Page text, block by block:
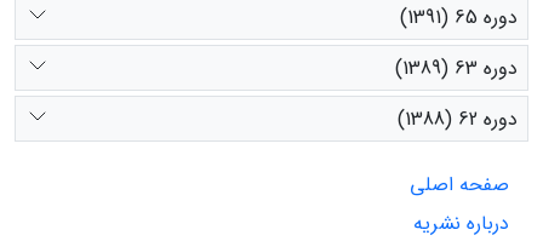
دوره 65 (1391)
دوره 63 (1389)
دوره 62 (1388)
صفحه اصلی
درباره نشریه